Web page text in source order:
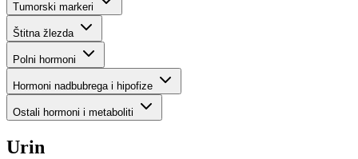
Tumorski markeri
Štitna žlezda
Polni hormoni
Hormoni nadbubrega i hipofize
Ostali hormoni i metaboliti
Urin